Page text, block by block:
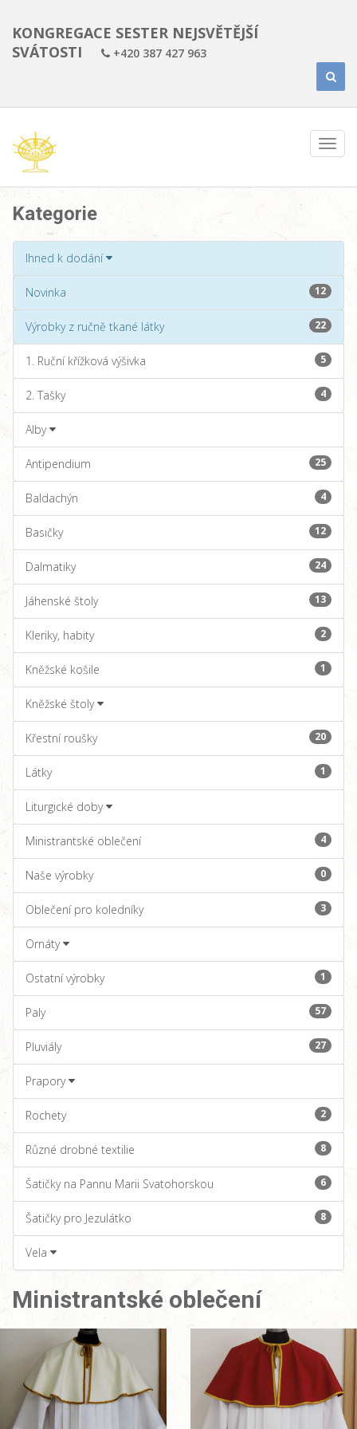
KONGREGACE SESTER NEJSVĚTĚJŠÍ
SVÁTOSTI
+420 387 427 963
Kategorie
Ihned k dodání
Novinka 12
Výrobky z ručně tkané látky 22
1. Ruční křížková výšivka 5
2. Tašky 4
Alby
Antipendium 25
Baldachýn 4
Basičky 12
Dalmatiky 24
Jáhenské štoly 13
Kleriky, habity 2
Kněžské košile 1
Kněžské štoly
Křestní roušky 20
Látky 1
Liturgické doby
Ministrantské oblečení 4
Naše výrobky 0
Oblečení pro koledníky 3
Ornáty
Ostatní výrobky 1
Paly 57
Pluviály 27
Prapory
Rochety 2
Různé drobné textilie 8
Šatičky na Pannu Marii Svatohorskou 6
Šatičky pro Jezulátko 8
Vela
Ministrantské oblečení
větší obrázek
větší obrázek
větší obrázek
větší obrázek
větší obrázek